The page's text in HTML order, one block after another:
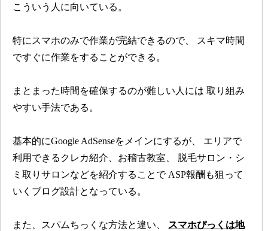
こういう人に向いている。
特にスマホのみで作業が完結できるので、
スキマ時間
ですぐに作業をすることができる。
まとまった時間を確保するのが難しい人には 取り組み
やすい手法である。
基本的にGoogle AdSenseをメインにするが、
エリアで
利用できるクレカ紹介、お稽古教室、
脱毛サロン・シ
ミ取りサロンなどを紹介することでASP報酬も狙って
いくブログ設計となっている。
また、スパムちっくな方法と違い、
スマホぴっくは地